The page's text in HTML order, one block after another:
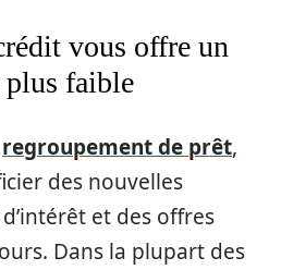
vous offre un
plus faible
regroupement de prêt,
des nouvelles
et des offres
Dans la plupart des